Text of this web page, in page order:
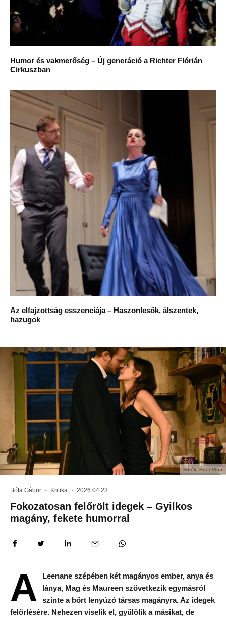
Humor és vakmerőség – Új generáció a Richter Flórián
Cirkuszban
Az elfajzottság esszenciája – Haszonlesők, álszentek,
hazugok
Fotók: Éder Vera
Bóta Gábor · Kritika · 2026.04.23.
Fokozatosan felőrölt idegek – Gyilkos
magány, fekete humorral
A
Leenane szépében két magányos ember, anya és
lánya, Mag és Maureen szövetkezik egymásról
szinte a bőrt lenyúzó társas magányra. Az idegek
felőrlésére. Nehezen viselik el, gyűlölik a másikat, de